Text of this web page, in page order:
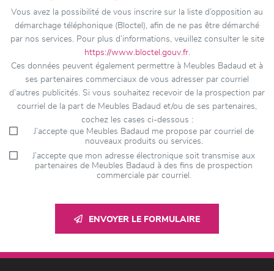
Vous avez la possibilité de vous inscrire sur la liste d’opposition au
démarchage téléphonique (Bloctel), afin de ne pas être démarché
par nos services. Pour plus d’informations, veuillez consulter le site
https://www.bloctel.gouv.fr.
Ces données peuvent également permettre à Meubles Badaud et à
ses partenaires commerciaux de vous adresser par courriel
d’autres publicités. Si vous souhaitez recevoir de la prospection par
courriel de la part de Meubles Badaud et/ou de ses partenaires,
cochez les cases ci-dessous :
J’accepte que Meubles Badaud me propose par courriel de
nouveaux produits ou services.
J’accepte que mon adresse électronique soit transmise aux
partenaires de Meubles Badaud à des fins de prospection
commerciale par courriel.
ENVOYER LE FORMULAIRE